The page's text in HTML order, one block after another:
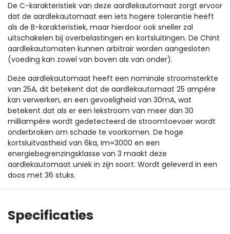
De C-karakteristiek van deze aardlekautomaat zorgt ervoor
dat de aardlekautomaat een iets hogere tolerantie heeft
als de B-karakteristiek, maar hierdoor ook sneller zal
uitschakelen bij overbelastingen en kortsluitingen. De Chint
aardlekautomaten kunnen arbitrair worden aangesloten
(voeding kan zowel van boven als van onder).
Deze aardlekautomaat heeft een nominale stroomsterkte
van 25A, dit betekent dat de aardlekautomaat 25 ampère
kan verwerken, en een gevoeligheid van 30mA, wat
betekent dat als er een lekstroom van meer dan 30
milliampère wordt gedetecteerd de stroomtoevoer wordt
onderbroken om schade te voorkomen. De hoge
kortsluitvastheid van 6ka, Im=3000 en een
energiebegrenzingsklasse van 3 maakt deze
aardlekautomaat uniek in zijn soort. Wordt geleverd in een
doos met 36 stuks.
Specificaties